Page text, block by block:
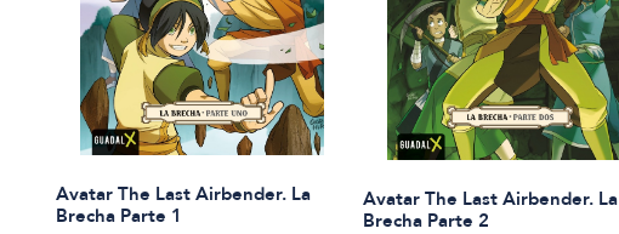
Avatar The Last Airbender. La
Brecha Parte 1
Avatar The Last Airbender. La
Brecha Parte 2